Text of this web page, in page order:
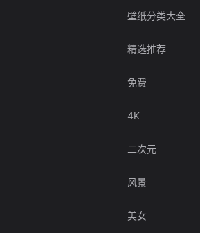
壁纸分类大全
精选推荐
免费
4K
二次元
风景
美女